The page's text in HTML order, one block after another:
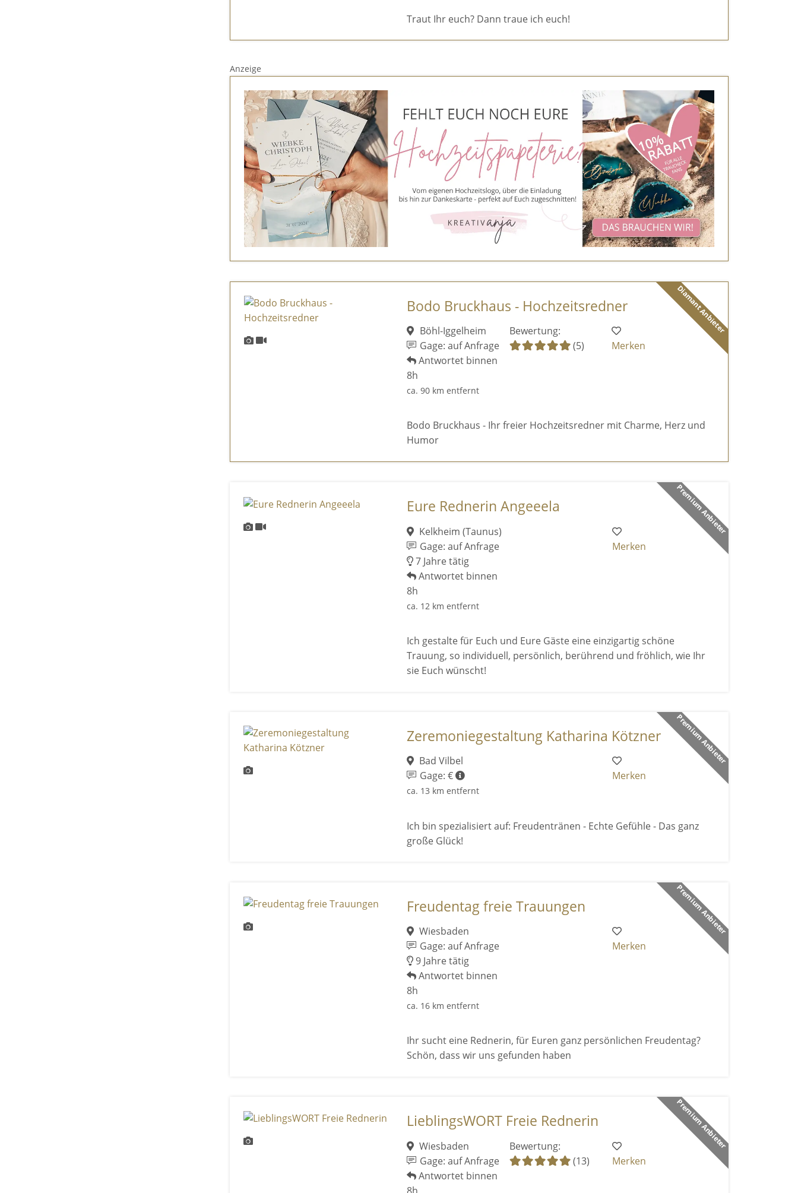
Traut Ihr euch? Dann traue ich euch!
Anzeige
Diamant Anbieter
Bodo Bruckhaus - Hochzeitsredner
Böhl-Iggelheim
Gage: auf Anfrage
Antwortet binnen
8h
ca. 90 km entfernt
Bewertung:
(5)
Merken
Bodo Bruckhaus - Ihr freier Hochzeitsredner mit Charme, Herz und
Humor
Premium Anbieter
Eure Rednerin Angeeela
Kelkheim (Taunus)
Gage: auf Anfrage
7 Jahre tätig
Antwortet binnen
8h
ca. 12 km entfernt
Merken
Ich gestalte für Euch und Eure Gäste eine einzigartig schöne
Trauung, so individuell, persönlich, berührend und fröhlich, wie Ihr
sie Euch wünscht!
Premium Anbieter
Zeremoniegestaltung Katharina Kötzner
Bad Vilbel
Gage: €
ca. 13 km entfernt
Merken
Ich bin spezialisiert auf: Freudentränen - Echte Gefühle - Das ganz
große Glück!
Premium Anbieter
Freudentag freie Trauungen
Wiesbaden
Gage: auf Anfrage
9 Jahre tätig
Antwortet binnen
8h
ca. 16 km entfernt
Merken
Ihr sucht eine Rednerin, für Euren ganz persönlichen Freudentag?
Schön, dass wir uns gefunden haben
Premium Anbieter
LieblingsWORT Freie Rednerin
Wiesbaden
Gage: auf Anfrage
Antwortet binnen
Bewertung:
(13)
Merken